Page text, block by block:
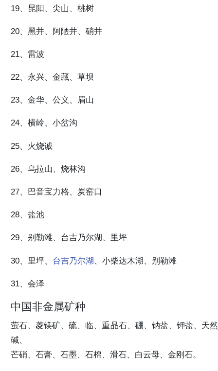
19、昆阳、尖山、桃树
20、黑井、阿陋井、硝井
21、雷波
22、永兴、金藏、草坝
23、金华、公义、眉山
24、横岭、小岔沟
25、火烧诚
26、乌拉山、烧林沟
27、巴音宝力格、炭窑口
28、盐池
29、别勒滩、台吉乃尔湖、里坪
30、里坪、 台吉乃尔湖、小柴达木湖、别勒滩
31、会泽
中国非金属矿种
萤石、菱镁矿、硫、临、重晶石、硼、钠盐、钾盐、天然
碱、
芒硝、石膏、石墨、石棉、滑石、白云母、金刚石。